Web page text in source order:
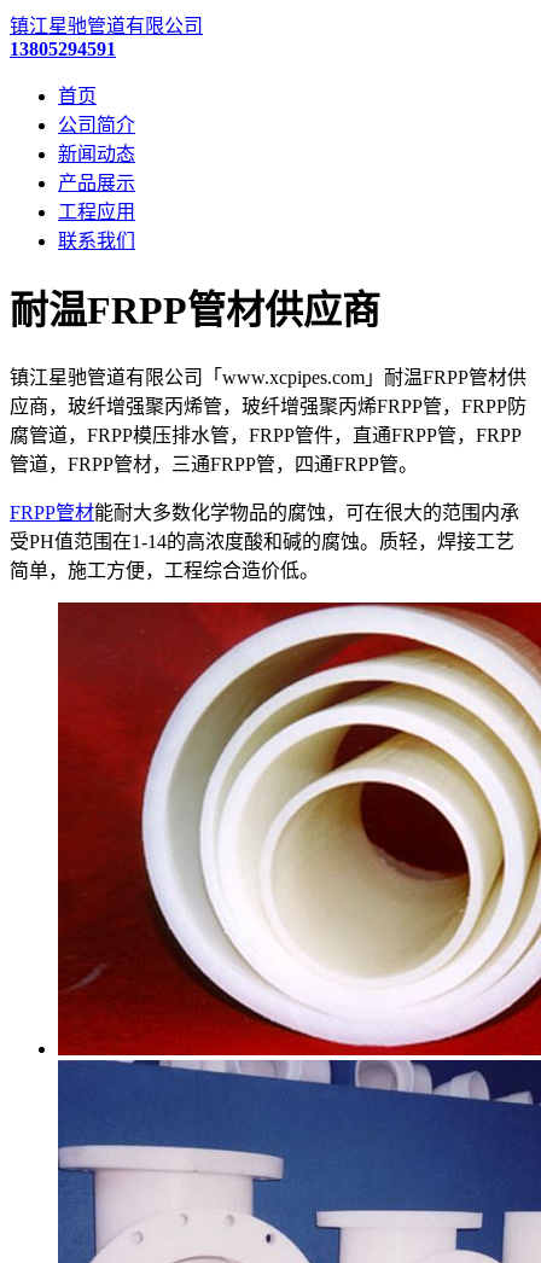
镇江星驰管道有限公司
13805294591
首页
公司简介
新闻动态
产品展示
工程应用
联系我们
耐温FRPP管材供应商
镇江星驰管道有限公司「www.xcpipes.com」耐温FRPP管材供
应商，玻纤增强聚丙烯管，玻纤增强聚丙烯FRPP管，FRPP防
腐管道，FRPP模压排水管，FRPP管件，直通FRPP管，FRPP
管道，FRPP管材，三通FRPP管，四通FRPP管。
FRPP管材能耐大多数化学物品的腐蚀，可在很大的范围内承
受PH值范围在1-14的高浓度酸和碱的腐蚀。质轻，焊接工艺
简单，施工方便，工程综合造价低。